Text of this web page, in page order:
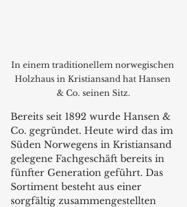
In einem traditionellem norwegischen
Holzhaus in Kristiansand hat Hansen
& Co. seinen Sitz.
Bereits seit 1892 wurde Hansen &
Co. gegründet. Heute wird das im
Süden Norwegens in Kristiansand
gelegene Fachgeschäft bereits in
fünfter Generation geführt. Das
Sortiment besteht aus einer
sorgfältig zusammengestellten